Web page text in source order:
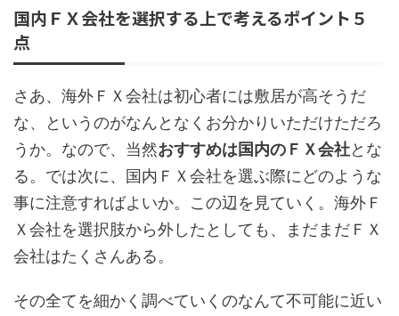
国内ＦＸ会社を選択する上で考えるポイント５
点
さあ、海外ＦＸ会社は初心者には敷居が高そうだ
な、というのがなんとなくお分かりいただけただろ
うか。なので、当然おすすめは国内のＦＸ会社とな
る。では次に、国内ＦＸ会社を選ぶ際にどのような
事に注意すればよいか。この辺を見ていく。海外Ｆ
Ｘ会社を選択肢から外したとしても、まだまだＦＸ
会社はたくさんある。
その全てを細かく調べていくのなんて不可能に近い